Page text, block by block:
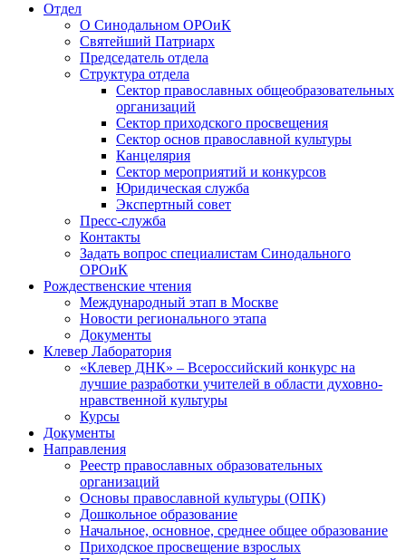
Отдел
О Синодальном ОРОиК
Святейший Патриарх
Председатель отдела
Структура отдела
Сектор православных общеобразовательных
организаций
Сектор приходского просвещения
Сектор основ православной культуры
Канцелярия
Сектор мероприятий и конкурсов
Юридическая служба
Экспертный совет
Пресс-служба
Контакты
Задать вопрос специалистам Синодального
ОРОиК
Рождественские чтения
Международный этап в Москве
Новости регионального этапа
Документы
Клевер Лаборатория
«Клевер ДНК» – Всероссийский конкурс на
лучшие разработки учителей в области духовно-
нравственной культуры
Курсы
Документы
Направления
Реестр православных образовательных
организаций
Основы православной культуры (ОПК)
Дошкольное образование
Начальное, основное, среднее общее образование
Приходское просвещение взрослых